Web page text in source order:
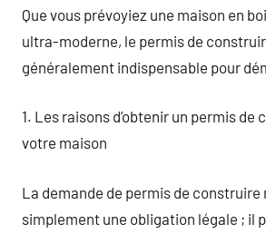
Que vous prévoyiez une maison en
ultra-moderne, le permis de
généralement indispensable pour
1. Les raisons d’obtenir un permis de
votre maison
La demande de permis de construire
simplement une obligation légale ; il